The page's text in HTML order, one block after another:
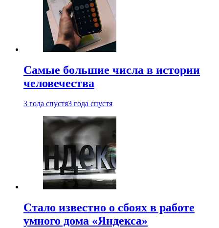
Самые большие числа в истории
человечества
3 года спустя3 года спустя
Стало известно о сбоях в работе
умного дома «Яндекса»